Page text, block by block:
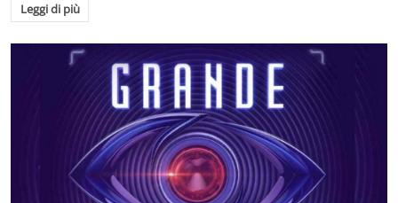
Leggi di più